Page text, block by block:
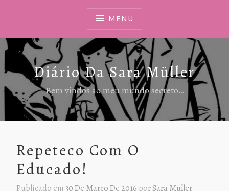
MENU
Diário Da Sara Müller
Bem vindos ao meu mundo secreto…
Repeteco Com O
Educado!
Publicado em30 De Março De 2016 porSara Müller